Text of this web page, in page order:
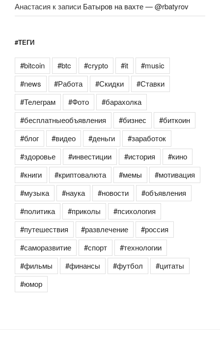
Анастасия к записи Батыров на вахте — @rbatyrov
#ТЕГИ
#bitcoin #btc #crypto #it
#music
#news
#Работа #Скидки
#Ставки
#Телеграм
#Фото
#барахолка
#бесплатныеобъявления
#бизнес
#биткоин
#блог
#видео #деньги
#заработок
#здоровье
#инвестиции #история
#кино
#книги
#криптовалюта #мемы
#мотивация
#музыка
#наука #новости
#объявления
#политика
#приколы
#психология
#путешествия
#развлечение
#россия
#саморазвитие
#спорт
#технологии
#фильмы
#финансы #футбол
#цитаты
#юмор